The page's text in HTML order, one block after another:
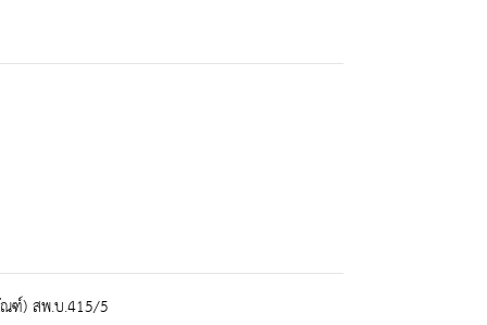
ฑ์) สพ.บ.415/5